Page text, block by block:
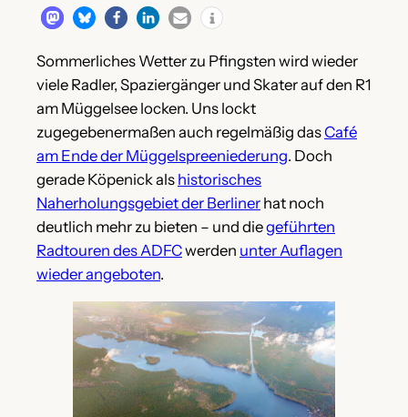
Sommerliches Wetter zu Pfingsten wird wieder
viele Radler, Spaziergänger und Skater auf den R1
am Müggelsee locken. Uns lockt
zugegebenermaßen auch regelmäßig dasCafé
am Ende der Müggelspreeniederung. Doch
gerade Köpenick als historisches
Naherholungsgebiet der Berliner hat noch
deutlich mehr zu bieten – und diegeführten
Radtouren des ADFCwerden unter Auflagen
wieder angeboten.